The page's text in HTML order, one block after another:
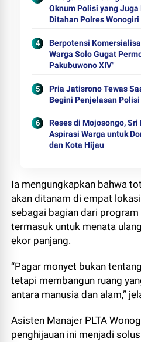
Oknum Polisi yang
Ditahan Polres Wonogiri
Berpotensi
Warga Solo Gugat
Pakubuwono XIV"
Pria Jatisrono Tewas
Begini Penjelasan Polisi
Reses di Mojosongo,
Aspirasi Warga untuk
dan Kota Hijau
Ia mengungkapkan bahwa
akan ditanam di empat
sebagai bagian dari
termasuk untuk menata
ekor panjang.
“Pagar monyet bukan
tetapi membangun ruang
antara manusia dan alam,”
Asisten Manajer PLTA
penghijauan ini menjadi